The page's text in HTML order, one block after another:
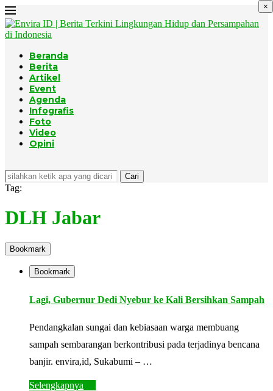
Beranda
Berita
Artikel
Event
Agenda
Infografis
Foto
Video
Opini
Cari
Tag:
DLH Jabar
Bookmark
Bookmark
Lagi, Gubernur Dedi Nyebur ke Kali Bersihkan Sampah
Pendangkalan sungai dan kebiasaan warga membuang
sampah sembarangan berkontribusi pada terjadinya bencana
banjir. envira,id, Sukabumi – …
Selengkapnya
×